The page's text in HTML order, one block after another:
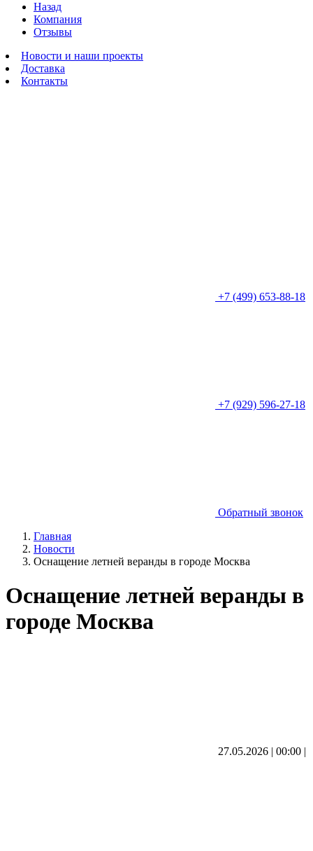
Назад
Компания
Отзывы
Новости и наши проекты
Доставка
Контакты
+7 (499) 653-88-18
+7 (929) 596-27-18
Обратный звонок
Главная
Новости
Оснащение летней веранды в городе Москва
Оснащение летней веранды в
городе Москва
27.05.2026 | 00:00 |